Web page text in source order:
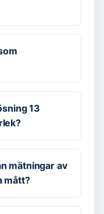
13
mätningar av
mått?